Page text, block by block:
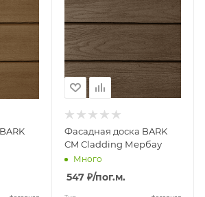
Фасадная доска BARK
CM Cladding Мербау
Много
547 ₽/пог.м.